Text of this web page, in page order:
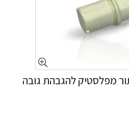
מפלסטיק להגבהת גובה